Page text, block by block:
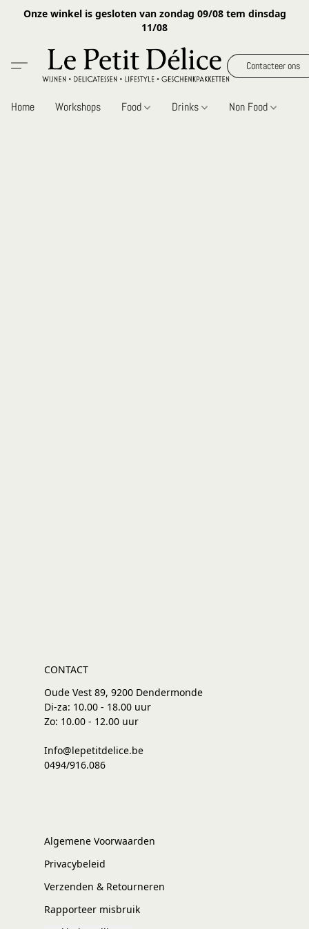
Onze winkel is gesloten van zondag 09/08 tem dinsdag
11/08
Contacteer ons
Home Workshops Food Drinks Non Food
CONTACT
Oude Vest 89, 9200 Dendermonde
Di-za: 10.00 - 18.00 uur
Zo: 10.00 - 12.00 uur
Info@lepetitdelice.be
0494/916.086
Algemene Voorwaarden
Privacybeleid
Verzenden & Retourneren
Rapporteer misbruik